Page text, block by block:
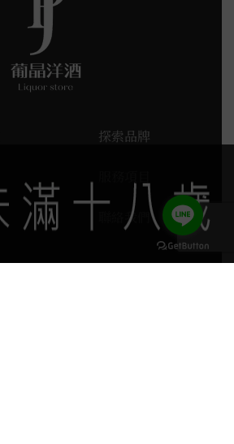
探索品牌
聯絡我們